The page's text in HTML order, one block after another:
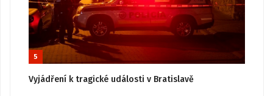
5
Vyjádření k tragické události v Bratislavě